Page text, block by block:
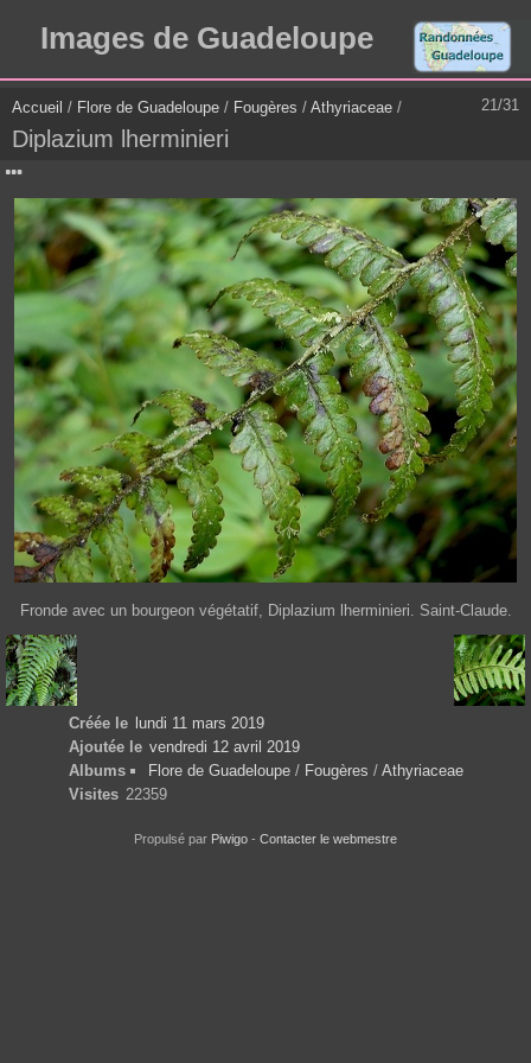
Images de Guadeloupe
21/31
Accueil / Flore de Guadeloupe / Fougères / Athyriaceae /
Diplazium lherminieri
Fronde avec un bourgeon végétatif, Diplazium lherminieri. Saint-Claude.
Créée le
lundi 11 mars 2019
Ajoutée le vendredi 12 avril 2019
Albums
Flore de Guadeloupe / Fougères / Athyriaceae
Visites 22359
Propulsé par Piwigo - Contacter le webmestre